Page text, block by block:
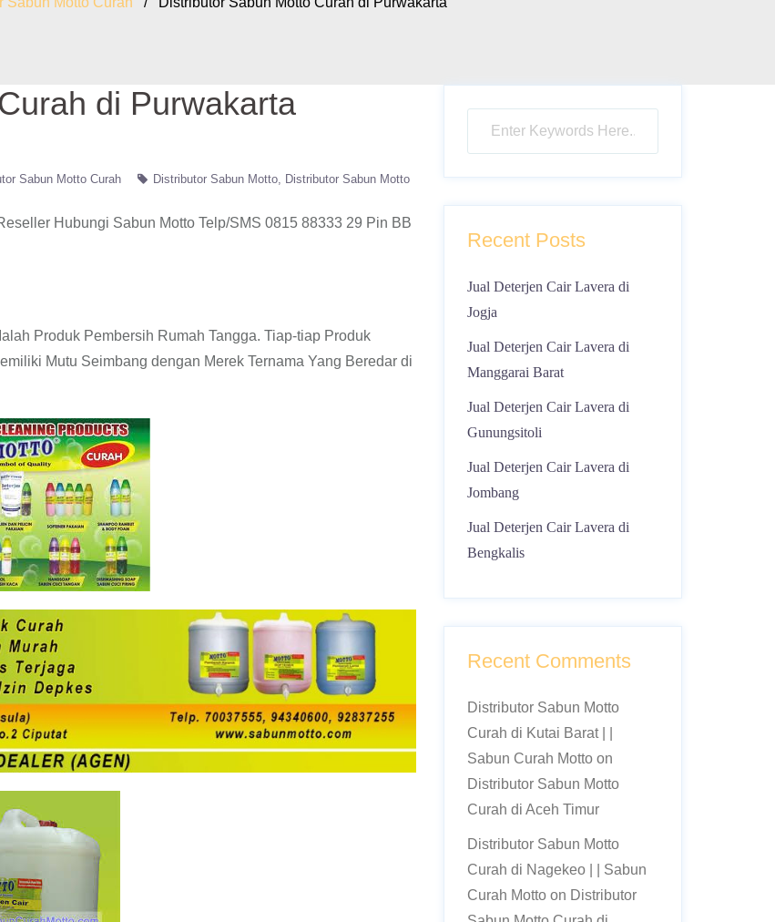
di Purwakarta
Sabun Motto Curah Distributor Sabun Motto
Distributor Sabun Motto
Hubungi Sabun Motto Telp/SMS 0815 88333 29 Pin BB
Produk Pembersih Rumah Tangga. Tiap-tiap Produk
Mutu Seimbang dengan Merek Ternama Yang Beredar di
Recent Posts
Jual Deterjen Cair Lavera di
Jogja
Jual Deterjen Cair Lavera di
Manggarai Barat
Jual Deterjen Cair Lavera di
Gunungsitoli
Jual Deterjen Cair Lavera di
Jombang
Jual Deterjen Cair Lavera di
Bengkalis
Recent Comments
Distributor Sabun Motto
Curah di Kutai Barat | |
Sabun Curah Mottoon
Distributor Sabun Motto
Curah di Aceh Timur
Distributor Sabun Motto
Curah di Nagekeo | | Sabun
Curah Mottoon Distributor